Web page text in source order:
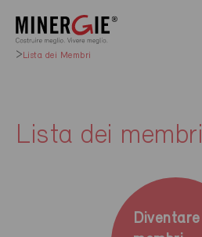
Lista dei Membri
Lista dei membri
Diventare